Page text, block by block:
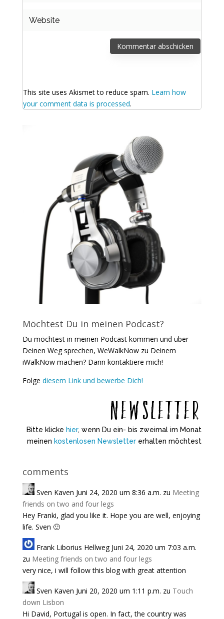
Kommentar abschicken
This site uses Akismet to reduce spam. Learn how
your comment data is processed.
Möchtest Du in meinen Podcast?
Du möchtest in meinen Podcast kommen und über
Deinen Weg sprechen, WeWalkNow zu Deinem
iWalkNow machen? Dann kontaktiere mich!
Folge diesem Link und bewerbe Dich!
Newsletter
Bitte klicke hier, wenn Du ein- bis zweimal im Monat
meinen kostenlosen Newsletter erhalten möchtest
comments
Sven Kaven Juni 24, 2020 um 8:36 a.m. zu Meeting
friends on two and four legs
Hey Franki, glad you like it. Hope you are well, enjoying
life. Sven 🙂
Frank Liborius HellwegJuni 24, 2020 um 7:03 a.m.
zu Meeting friends on two and four legs
very nice, i will follow this blog with great attention
Sven Kaven Juni 20, 2020 um 1:11 p.m. zu Touch
down Lisbon
Hi David, Portugal is open. In fact, the country was